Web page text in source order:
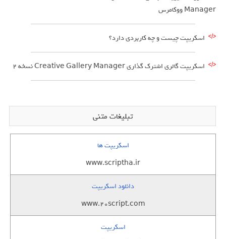
Manager ووکامرس
اسکریپت چیست و چه کاربردی دارد؟
اسکریپت گالری اشترک گذاری Creative Gallery Manager نسخه 2
تبلیغات متنی
اسکریپت ها
www.scriptha.ir
دانلود اسکریپت
www.20script.com
اسکریپت